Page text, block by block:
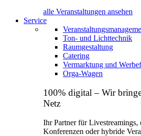
alle Veranstaltungen ansehen
Service
Ton- und Lichttechnik
Raumgestaltung
Catering
Vermarktung und
Orga‑Wagen
100% digital – Wir
Netz
Ihr Partner für
Konferenzen oder hybride